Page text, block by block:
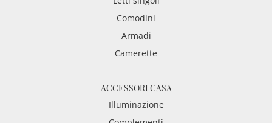
Comodini
Armadi
Camerette
ACCESSORI CASA
Illuminazione